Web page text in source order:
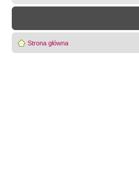
Strona główna